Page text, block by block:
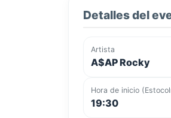
Detalles del
Artista
A$AP Rocky
Hora de inicio
19:30